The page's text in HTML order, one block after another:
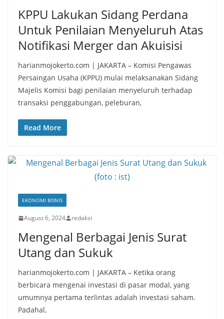
KPPU Lakukan Sidang Perdana
Untuk Penilaian Menyeluruh Atas
Notifikasi Merger dan Akuisisi
harianmojokerto.com | JAKARTA – Komisi Pengawas
Persaingan Usaha (KPPU) mulai melaksanakan Sidang
Majelis Komisi bagi penilaian menyeluruh terhadap
transaksi penggabungan, peleburan,
Read More
EKONOMI BISNIS
August 6, 2024 redaksi
Mengenal Berbagai Jenis Surat
Utang dan Sukuk
harianmojokerto.com | JAKARTA – Ketika orang
berbicara mengenai investasi di pasar modal, yang
umumnya pertama terlintas adalah investasi saham.
Padahal,